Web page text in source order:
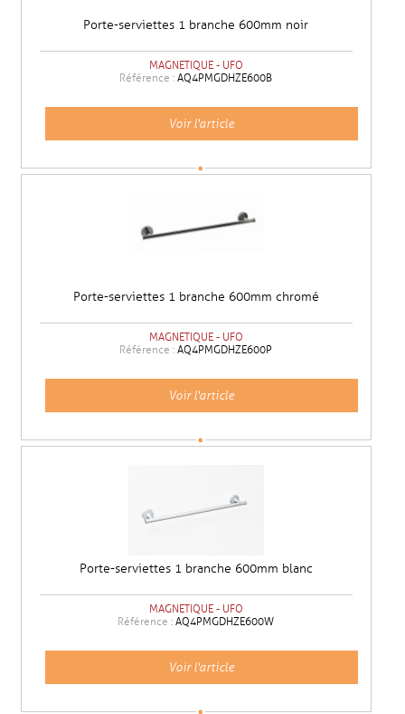
Porte-serviettes 1 branche 600mm noir
MAGNETIQUE - UFO
Référence :AQ4PMGDHZE600B
Voir l'article
Porte-serviettes 1 branche 600mm chromé
MAGNETIQUE - UFO
Référence :AQ4PMGDHZE600P
Voir l'article
Porte-serviettes 1 branche 600mm blanc
MAGNETIQUE - UFO
Référence :AQ4PMGDHZE600W
Voir l'article